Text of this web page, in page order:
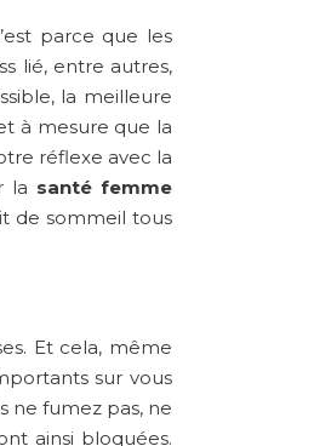
parce que les
lié, entre autres,
la meilleure
à mesure que la
réflexe avec la
la santé femme
de sommeil tous
Et cela, même
sur vous
ne fumez pas, ne
ainsi bloquées.